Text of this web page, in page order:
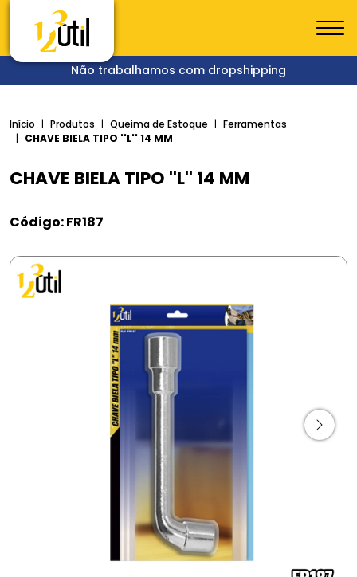
Não trabalhamos com dropshipping
Início Produtos Queima de Estoque
Ferramentas
CHAVE BIELA TIPO ''L'' 14 MM
CHAVE BIELA TIPO ''L'' 14 MM
Código: FR187